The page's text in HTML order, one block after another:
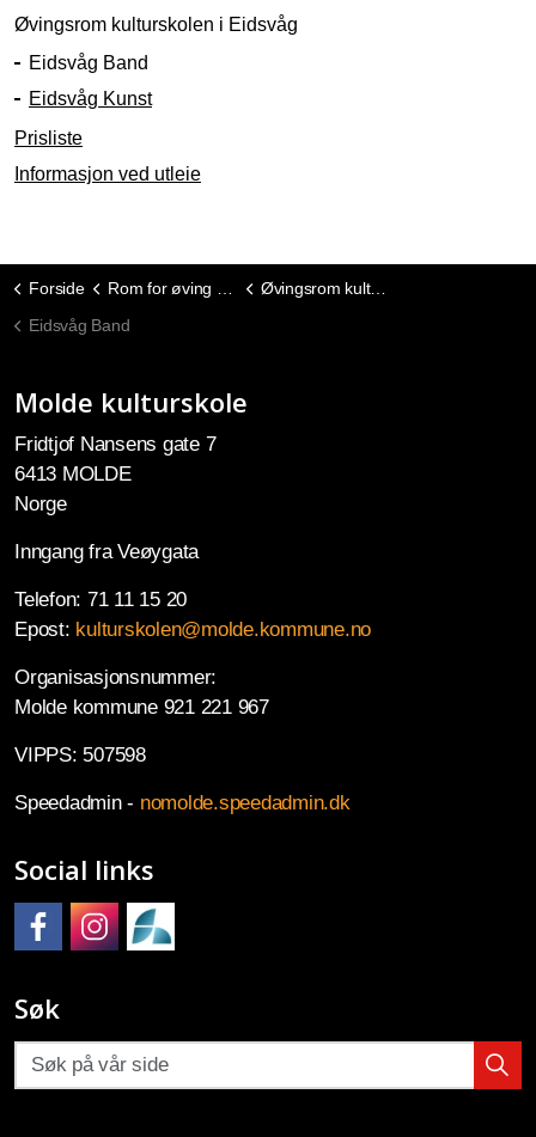
Øvingsrom kulturskolen i Eidsvåg
Eidsvåg Band
Eidsvåg Kunst
Prisliste
Informasjon ved utleie
Forside Rom for øving og leie
Øvingsrom kulturskolen i Eidsvåg
Eidsvåg Band
Molde kulturskole
Fridtjof Nansens gate 7
6413 MOLDE
Norge
Inngang fra Veøygata
Telefon: 71 11 15 20
Epost: kulturskolen@molde.kommune.no
Organisasjonsnummer:
Molde kommune 921 221 967
VIPPS: 507598
Speedadmin - nomolde.speedadmin.dk
Social links
Søk